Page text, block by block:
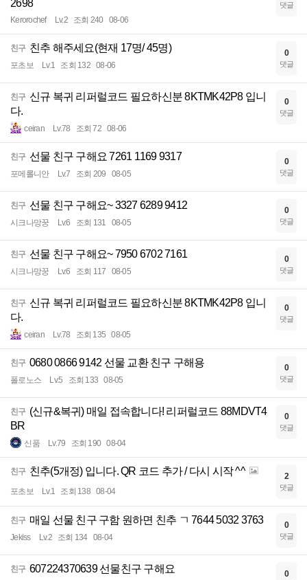
2698
Kerorochef Lv.2 조회 240 08-06
댓글
친구 친추 해주세요(현재 17명/ 45명)
포초보 Lv.1 조회 132 08-06
0
댓글
친구 신규 복귀 리퍼럴코드 필요하신분 8KTMK42P8 입니
다.
ceiran Lv.78 조회 72 08-06
0
댓글
친구 선물 친구 구해요 7261 1169 9317
포메롤니안 Lv.7 조회 209 08-05
0
댓글
친구 선물 친구 구해요~ 3327 6289 9412
시크나망꿍 Lv.6 조회 131 08-05
0
댓글
친구 선물 친구 구해요~ 7950 6702 7161
시크나망꿍 Lv.6 조회 117 08-05
0
댓글
친구 신규 복귀 리퍼럴코드 필요하신분 8KTMK42P8 입니
다.
ceiran Lv.78 조회 135 08-05
0
댓글
친구 0680 0866 9142 선물 교환 친구 구해용
폴로노스 Lv.5 조회 133 08-05
0
댓글
친구 (신규&복귀) 매일 접속합니다! 리퍼럴코드 88MDVT4
BR
신품 Lv.79 조회 190 08-04
0
댓글
친구 친추(5개정) 입니다. QR 코드 추가 / 다시 시작 ^^
포초보 Lv.1 조회 138 08-04
2
댓글
친구 매일 선물 친구 구함 원하면 친추 ㄱ 7644 5032 3763
Jekiss Lv.2 조회 134 08-04
0
댓글
친구 607224370639 선물친구 구해요 0